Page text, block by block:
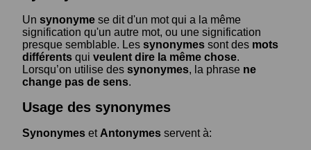
Un synonyme se dit d'un mot qui a la même
signification qu'un autre mot, ou une signification
presque semblable. Les synonymes sont des mots
différents qui veulent dire la même chose.
Lorsqu’on utilise des synonymes, la phrase ne
change pas de sens.
Usage des synonymes
Synonymes et Antonymes servent à: